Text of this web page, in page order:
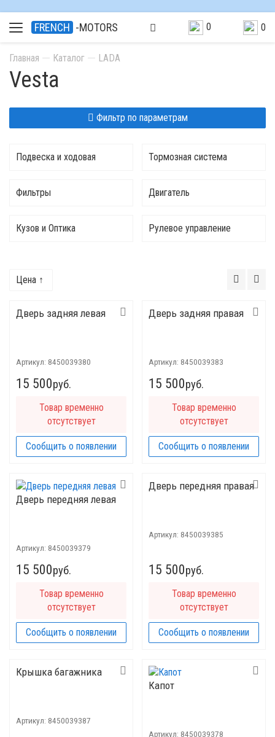
FRENCH -MOTORS 0 0
Главная Каталог LADA
Vesta
Фильтр по параметрам
Подвеска и ходовая Тормозная система
Фильтры Двигатель
Кузов и Оптика Рулевое управление
Цена ↑
Дверь задняя левая
Артикул: 8450039380
15 500руб.
Товар временно
отсутствует
Сообщить о появлении
Дверь задняя правая
Артикул: 8450039383
15 500руб.
Товар временно
отсутствует
Сообщить о появлении
Дверь передняя левая
Артикул: 8450039379
15 500руб.
Товар временно
отсутствует
Сообщить о появлении
Дверь передняя правая
Артикул: 8450039385
15 500руб.
Товар временно
отсутствует
Сообщить о появлении
Крышка багажника
Артикул: 8450039387
Капот
Артикул: 8450039378